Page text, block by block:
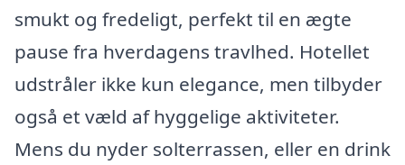
smukt og fredeligt, perfekt til en ægte
pause fra hverdagens travlhed. Hotellet
udstråler ikke kun elegance, men tilbyder
også et væld af hyggelige aktiviteter.
Mens du nyder solterrassen, eller en drink